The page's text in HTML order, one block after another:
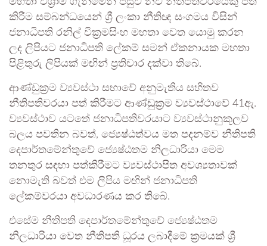
කිරීම සම්බන්ධයෙන් ශ්‍රී ලංකා නීතිඥ සංගමය විසින්
ජනාධිපති රනිල් වික්‍රමසිංහ මහතා වෙත යොමු කරන
ලද ලිපියට ජනාධිපති ලේකම් සමන් ඒකනායක මහතා
පිළිතුරු ලිපියක් මඟින් ප්‍රතිචාර දක්වා තිබේ.
ආණ්ඩුක්‍රම ව්‍යවස්ථා සභාවේ අනුමැතිය සහිතව
නීතිපතිවරයා පත් කිරීමට ආණ්ඩුක්‍රම ව්‍යවස්ථාවේ 41ඇ.
ව්‍යවස්ථාව යටතේ ජනාධිපතිවරයාට ව්‍යවස්ථානුකූලව
බලය පවතින බවත්, ජ්‍යෙෂ්ඨත්වය මත පදනම්ව නීතිපති
දෙපාර්තමේන්තුවේ ජ්‍යෙෂ්ඨතම නිලධාරියා මෙම
තනතුර සඳහා පත්කිරීමට ව්‍යවස්ථාපිත අවශ්‍යතාවක්
නොමැති බවත් එම ලිපිය මඟින් ජනාධිපති
ලේකම්වරයා අවධාරණය කර තිබේ.
එසේම නීතිපති දෙපාර්තමේන්තුවේ ජ්‍යෙෂ්ඨතම
නිලධාරියා වෙත නීතිපති ධූරය ලබාදීමේ ක්‍රමයක් ශ්‍රී